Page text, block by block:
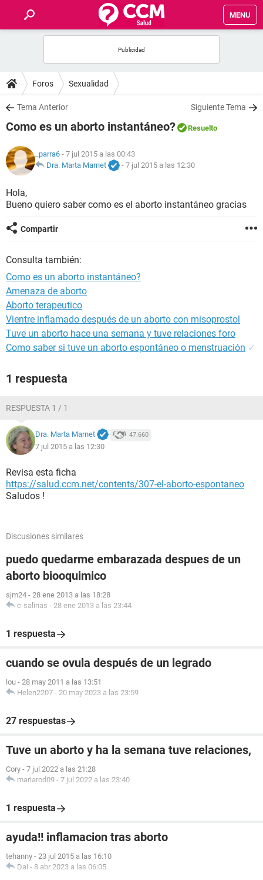
MENU
FOROS
SALUD
NUTRICIÓN
BIENESTAR
SEXUALIDAD
GLOSARIO
Foros Sexualidad
Tema Anterior Siguiente Tema
Como es un aborto instantáneo? Resuelto
_parra6 - 7 jul 2015 a las 00:43
Dra. Marta Marnet
- 7 jul 2015 a las 12:30
Hola,
Bueno quiero saber como es el aborto instantáneo gracias
Compartir
Consulta también:
Como es un aborto instantáneo?
Amenaza de aborto
Aborto terapeutico
Vientre inflamado después de un aborto con misoprostol
Tuve un aborto hace una semana y tuve relaciones foro
Como saber si tuve un aborto espontáneo o menstruación ✓
1 respuesta
RESPUESTA 1 / 1
Dra. Marta Marnet 47.660
7 jul 2015 a las 12:30
Revisa esta ficha
https://salud.ccm.net/contents/307-el-aborto-espontaneo
Saludos !
Discusiones similares
puedo quedarme embarazada despues de un
aborto biooquimico
sjm24 - 28 ene 2013 a las 18:28
c-salinas - 28 ene 2013 a las 23:44
1 respuesta
cuando se ovula después de un legrado
lou - 28 may 2011 a las 13:51
Helen2207 - 20 may 2023 a las 23:59
27 respuestas
Tuve un aborto y ha la semana tuve relaciones,
Cory - 7 jul 2022 a las 21:28
mariarod09 - 7 jul 2022 a las 23:40
1 respuesta
ayuda!! inflamacion tras aborto
tehanny - 23 jul 2015 a las 16:10
Dai - 8 abr 2023 a las 06:05